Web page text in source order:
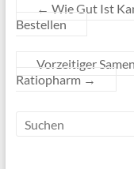
← Wie Gut Ist
Bestellen
Vorzeitiger
Ratiopharm →